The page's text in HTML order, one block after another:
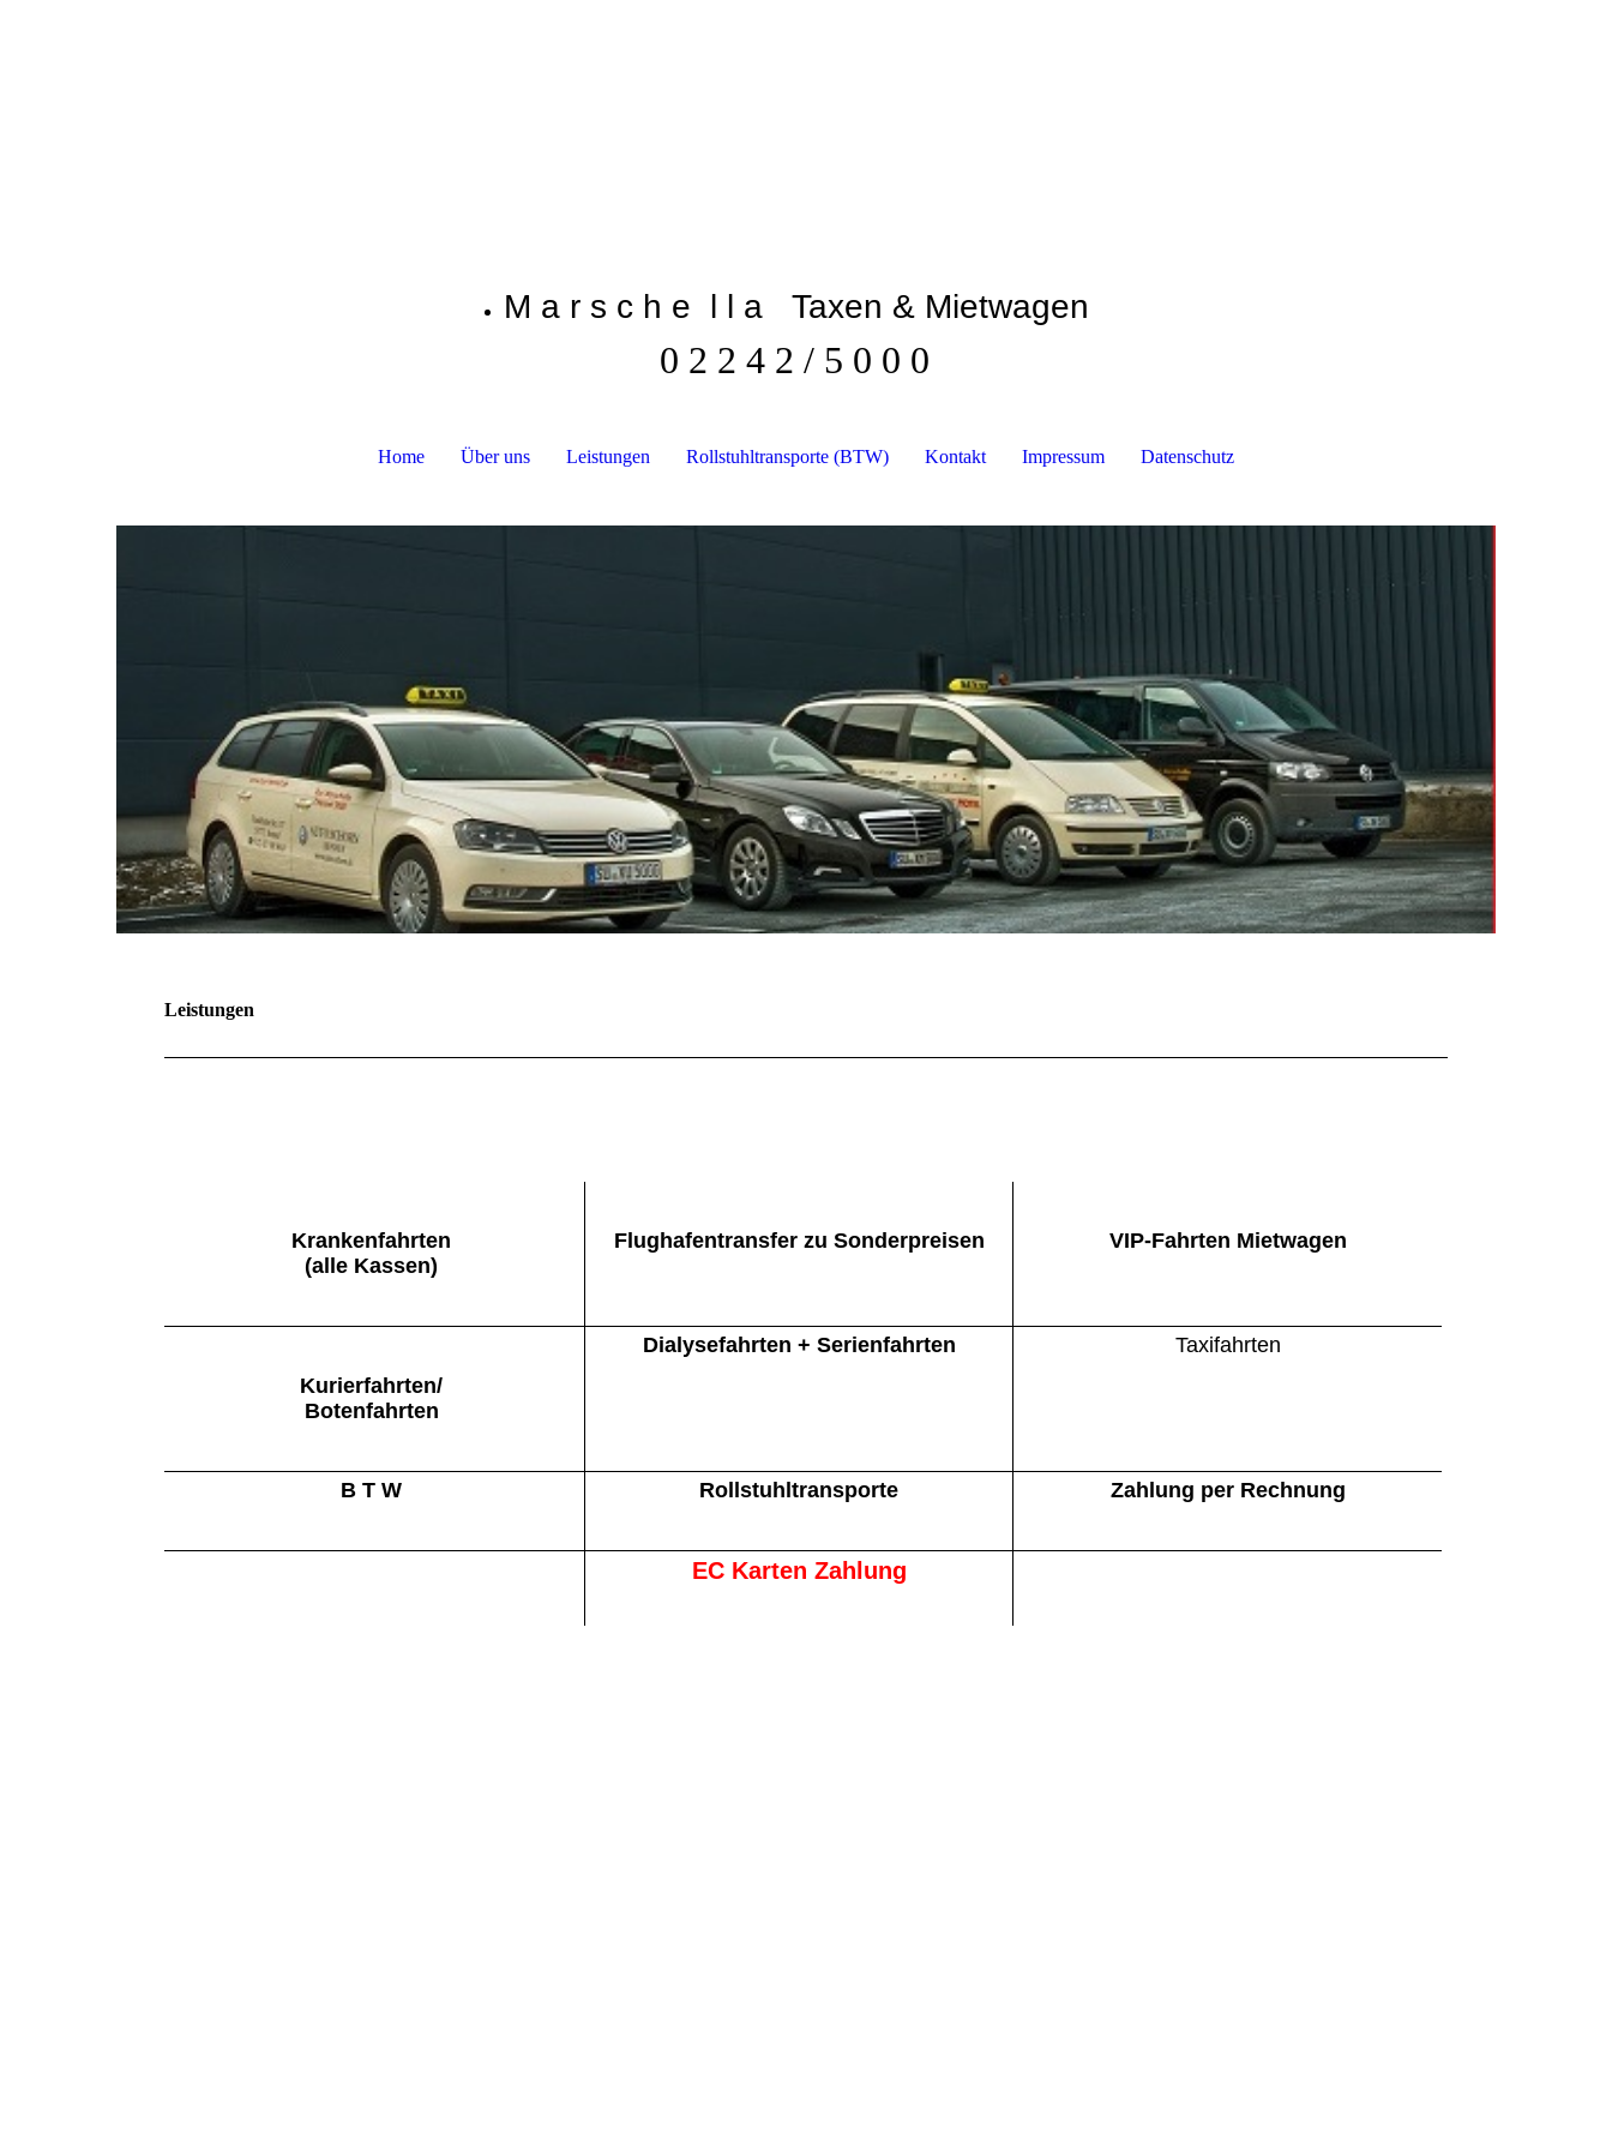
M a r s c h e l l a Taxen & Mietwagen
0 2 2 4 2 / 5 0 0 0
Home Über uns Leistungen Rollstuhltransporte (BTW) Kontakt Impressum Datenschutz
Leistungen
Krankenfahrten
(alle Kassen)
Flughafentransfer zu Sonderpreisen VIP-Fahrten Mietwagen
Kurierfahrten/
Botenfahrten
Dialysefahrten + Serienfahrten Taxifahrten
B T W Rollstuhltransporte Zahlung per Rechnung
EC Karten Zahlung